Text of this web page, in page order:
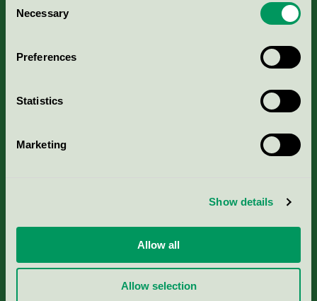
Selection
Necessary
Preferences
Statistics
Marketing
Show details
Allow all
Allow selection
Portal för massa, papper & tryckerier
Press